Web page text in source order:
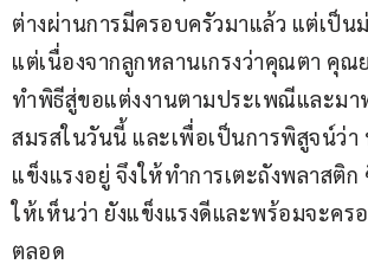
ต่างผ่านการมีครอบครัวมาแล้ว แต่เป็น
แต่เนื่องจากลูกหลานเกรงว่าคุณตา คุณ
ทำพิธีสู่ขอแต่งงานตามประเพณีและม
สมรสในวันนี้ และเพื่อเป็นการพิสูจน์ว่า
แข็งแรงอยู่ จึงให้ทำการเตะถังพลาสติก
ให้เห็นว่า ยังแข็งแรงดีและพร้อมจะคร
ตลอด